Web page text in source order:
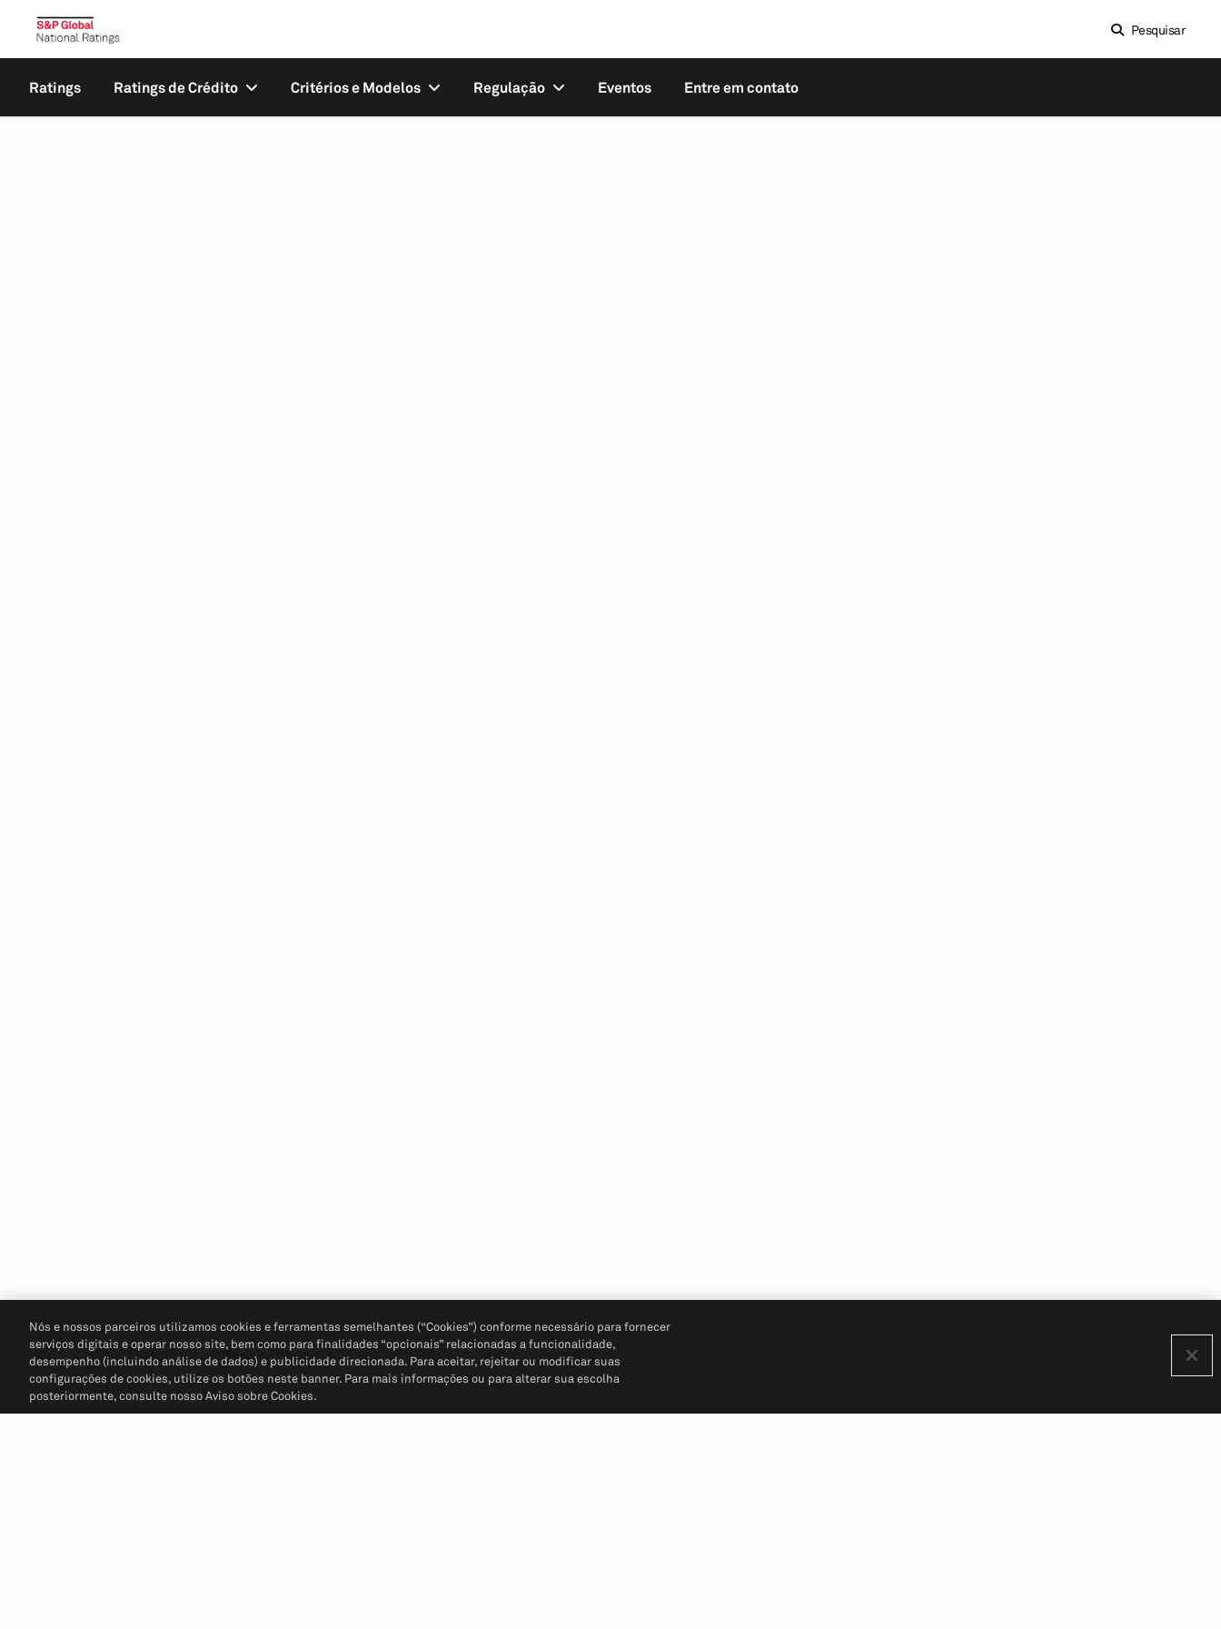
Pesquisar
Ratings Ratings de Crédito Critérios e Modelos Regulação Eventos Entre em contato
Nós e nossos parceiros utilizamos cookies e ferramentas semelhantes (“Cookies”) conforme necessário para fornecer
serviços digitais e operar nosso site, bem como para finalidades “opcionais” relacionadas a funcionalidade,
desempenho (incluindo análise de dados) e publicidade direcionada. Para aceitar, rejeitar ou modificar suas
configurações de cookies, utilize os botões neste banner. Para mais informações ou para alterar sua escolha
posteriormente, consulte nosso Aviso sobre Cookies.